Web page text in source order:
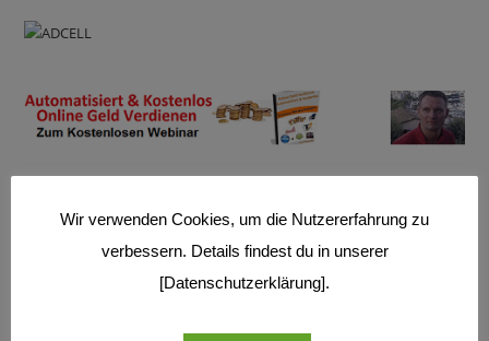
Wir verwenden Cookies, um die Nutzererfahrung zu
verbessern. Details findest du in unserer
[Datenschutzerklärung].